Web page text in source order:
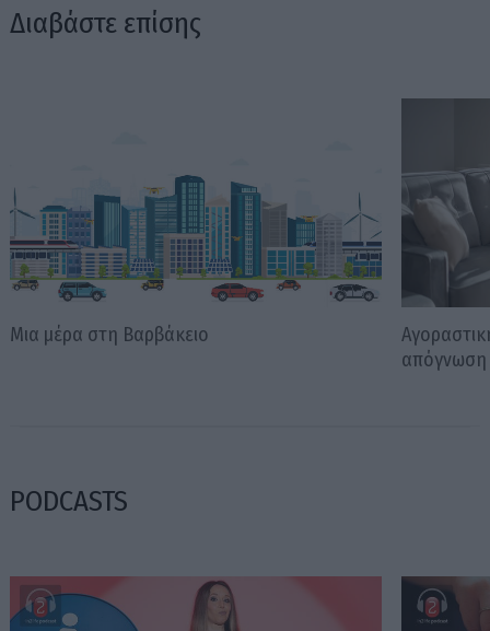
Διαβάστε επίσης
Μια μέρα στη Βαρβάκειο
απόγνωση
PODCASTS